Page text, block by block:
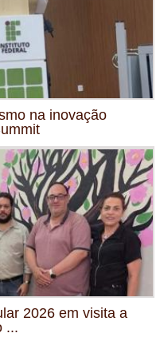
na inovação
2026 em visita a
...